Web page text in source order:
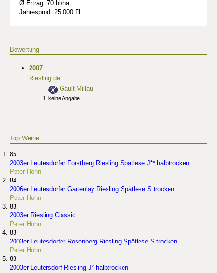
Ø Ertrag: 70 hl/ha
Jahresprod: 25 000 Fl.
Bewertung
2007
Riesling.de
Gault Millau
keine Angabe
Top Weine
85
2003er Leutesdorfer Forstberg Riesling Spätlese J** halbtrocken
Peter Hohn
84
2006er Leutesdorfer Gartenlay Riesling Spätlese S trocken
Peter Hohn
83
2003er Riesling Classic
Peter Hohn
83
2003er Leutesdorfer Rosenberg Riesling Spätlese S trocken
Peter Hohn
83
2003er Leutersdorf Riesling J* halbtrocken